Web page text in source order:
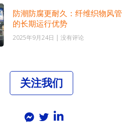
防潮防腐更耐久：纤维织物风管
的长期运行优势
2025年9月24日
没有评论
关注我们